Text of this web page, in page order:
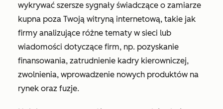
wykrywać szersze sygnały świadczące o zamiarze
kupna poza Twoją witryną internetową, takie jak
firmy analizujące różne tematy w sieci lub
wiadomości dotyczące firm, np. pozyskanie
finansowania, zatrudnienie kadry kierowniczej,
zwolnienia, wprowadzenie nowych produktów na
rynek oraz fuzje.